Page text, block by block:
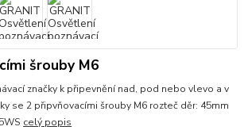
šrouby M6
značky k připevnění nad, pod nebo vlevo a v
se 2 připvňovacími šrouby M6 rozteč děr: 45mm
celý popis